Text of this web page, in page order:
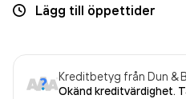
Lägg till öppettider
Kreditbetyg från Dun &
Okänd kreditvärdighet.